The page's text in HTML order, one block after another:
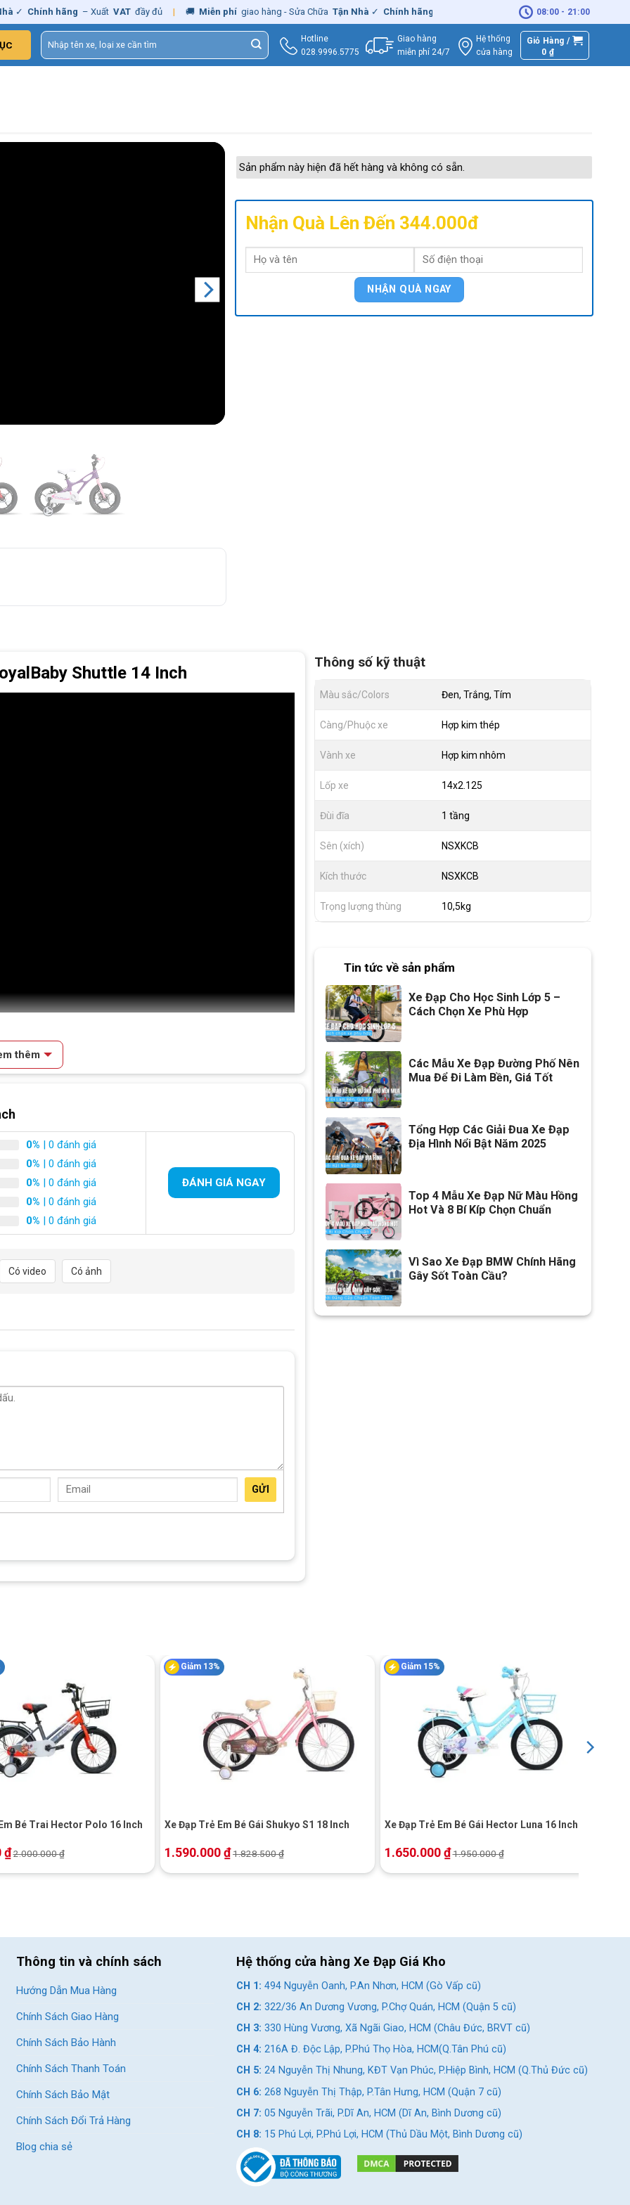
Chính hãng – Xuất VAT đầy đủ | 🚚 Miễn phí giao hàng - Sửa Chữa Tận Nhà ✓ Chính hãng – Xuất 🚚 Miễn phí giao hàng -
08:00 - 21:00
Tìm
kiếm:
Hotline
028.9996.5775
Giao hàng
miễn phí 24/7
Hệ thống
cửa hàng
Giỏ Hàng /
0₫
Sản phẩm này hiện đã hết hàng và không có sẵn.
Nhận Quà Lên Đến 344.000đ
Shuttle 14 Inch
Shuttle 14 Inch
14 inch
trắng đỏ , đen đỏ, Tím
hợp kim thép
N/A
đùm bạc đạn hợp kim nhôm
hợp kim nhôm
royal baby 16×2.125
10kg
các bậc phụ huynh và các bé đang có nhu cầu trải nghiệm
emtrong nhiều năm qua tại các nước trên thế giới. Và lần đầu
trường
thêm
0% | 0 đánh giá
0% | 0 đánh giá
0% | 0 đánh giá
0% | 0 đánh giá
0% | 0 đánh giá
ĐÁNH GIÁ NGAY
Có video Có ảnh
GỬI
Thông số kỹ thuật
Màu sắc/Colors Đen, Trắng, Tím
Càng/Phuộc xe Hợp kim thép
Vành xe Hợp kim nhôm
Lốp xe 14x2.125
Đùi đĩa 1 tầng
Sên (xích) NSXKCB
Kích thước NSXKCB
Trọng lượng thùng 10,5kg
Tin tức về sản phẩm
Xe Đạp Cho Học Sinh Lớp 5 –
Cách Chọn Xe Phù Hợp
Các Mẫu Xe Đạp Đường Phố Nên
Mua Để Đi Làm Bền, Giá Tốt
Tổng Hợp Các Giải Đua Xe Đạp
Địa Hình Nổi Bật Năm 2025
Top 4 Mẫu Xe Đạp Nữ Màu Hồng
Hot Và 8 Bí Kíp Chọn Chuẩn
Vì Sao Xe Đạp BMW Chính Hãng
Gây Sốt Toàn Cầu?
Bé Trai Hector Polo 16 Inch
₫2.000.000₫
Giảm 13%
Xe Đạp Trẻ Em Bé Gái Shukyo S1 18 Inch
1.590.000₫1.828.500₫
Giảm 15%
Xe Đạp Trẻ Em Bé Gái Hector Luna 16 Inch
1.650.000₫1.950.000₫
Thông tin và chính sách
Hướng Dẫn Mua Hàng
Chính Sách Giao Hàng
Chính Sách Bảo Hành
Chính Sách Thanh Toán
Chính Sách Bảo Mật
Chính Sách Đổi Trả Hàng
Blog chia sẻ
Hệ thống cửa hàng Xe Đạp Giá Kho
CH 1: 494 Nguyễn Oanh, P.An Nhơn, HCM (Gò Vấp cũ)
CH 2: 322/36 An Dương Vương, P.Chợ Quán, HCM (Quận 5 cũ)
CH 3: 330 Hùng Vương, Xã Ngãi Giao, HCM (Châu Đức, BRVT cũ)
CH 4: 216A Đ. Độc Lập, P.Phú Thọ Hòa, HCM(Q.Tân Phú cũ)
CH 5: 24 Nguyễn Thị Nhung, KĐT Vạn Phúc, P.Hiệp Bình, HCM (Q.Thủ Đức cũ)
CH 6: 268 Nguyễn Thị Thập, P.Tân Hưng, HCM (Quận 7 cũ)
CH 7: 05 Nguyễn Trãi, P.Dĩ An, HCM (Dĩ An, Bình Dương cũ)
CH 8: 15 Phú Lợi, P.Phú Lợi, HCM (Thủ Dầu Một, Bình Dương cũ)